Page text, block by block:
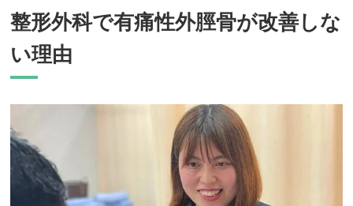
整形外科で有痛性外脛骨が改善しな
い理由